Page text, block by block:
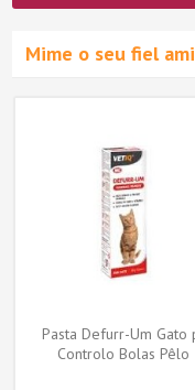
Mime o seu fiel
Pasta Defurr-Um Gato
Controlo Bolas Pêlo